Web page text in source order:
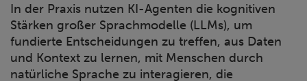
In der Praxis nutzen KI-Agenten die kognitiven
Stärken großer Sprachmodelle (LLMs), um
fundierte Entscheidungen zu treffen, aus Daten
und Kontext zu lernen, mit Menschen durch
natürliche Sprache zu interagieren, die